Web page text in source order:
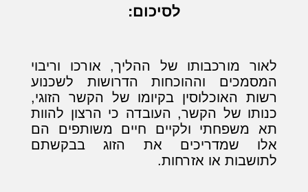
לסיכום:
לאור מורכבותו של ההליך, אורכו וריבוי
המסמכים וההוכחות הדרושות לשכנוע
רשות האוכלוסין בקיומו של הקשר הזוגי,
כנותו של הקשר, העובדה כי הרצון להוות
תא משפחתי ולקיים חיים משותפים הם
אלו שמדריכים את הזוג בבקשתם
לתושבות או אזרחות.